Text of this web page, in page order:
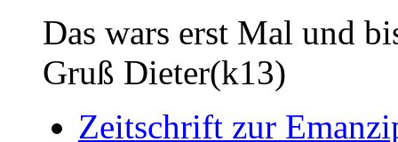
Das wars erst Mal und
Gruß Dieter(k13)
Zeitschrift zur